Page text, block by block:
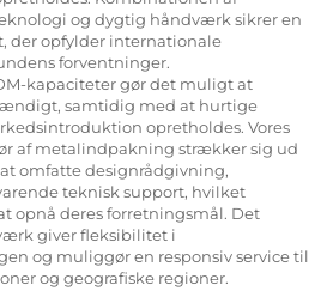
og dygtig håndværk sikrer en
der opfylder internationale
forventninger.
kapaciteter gør det muligt at
samtidig med at hurtige
opretholdes. Vores
af metalindpakning strækker sig ud
omfatte designrådgivning,
teknisk support, hvilket
opnå deres forretningsmål. Det
giver fleksibilitet i
og muliggør en responsiv service til
og geografiske regioner.